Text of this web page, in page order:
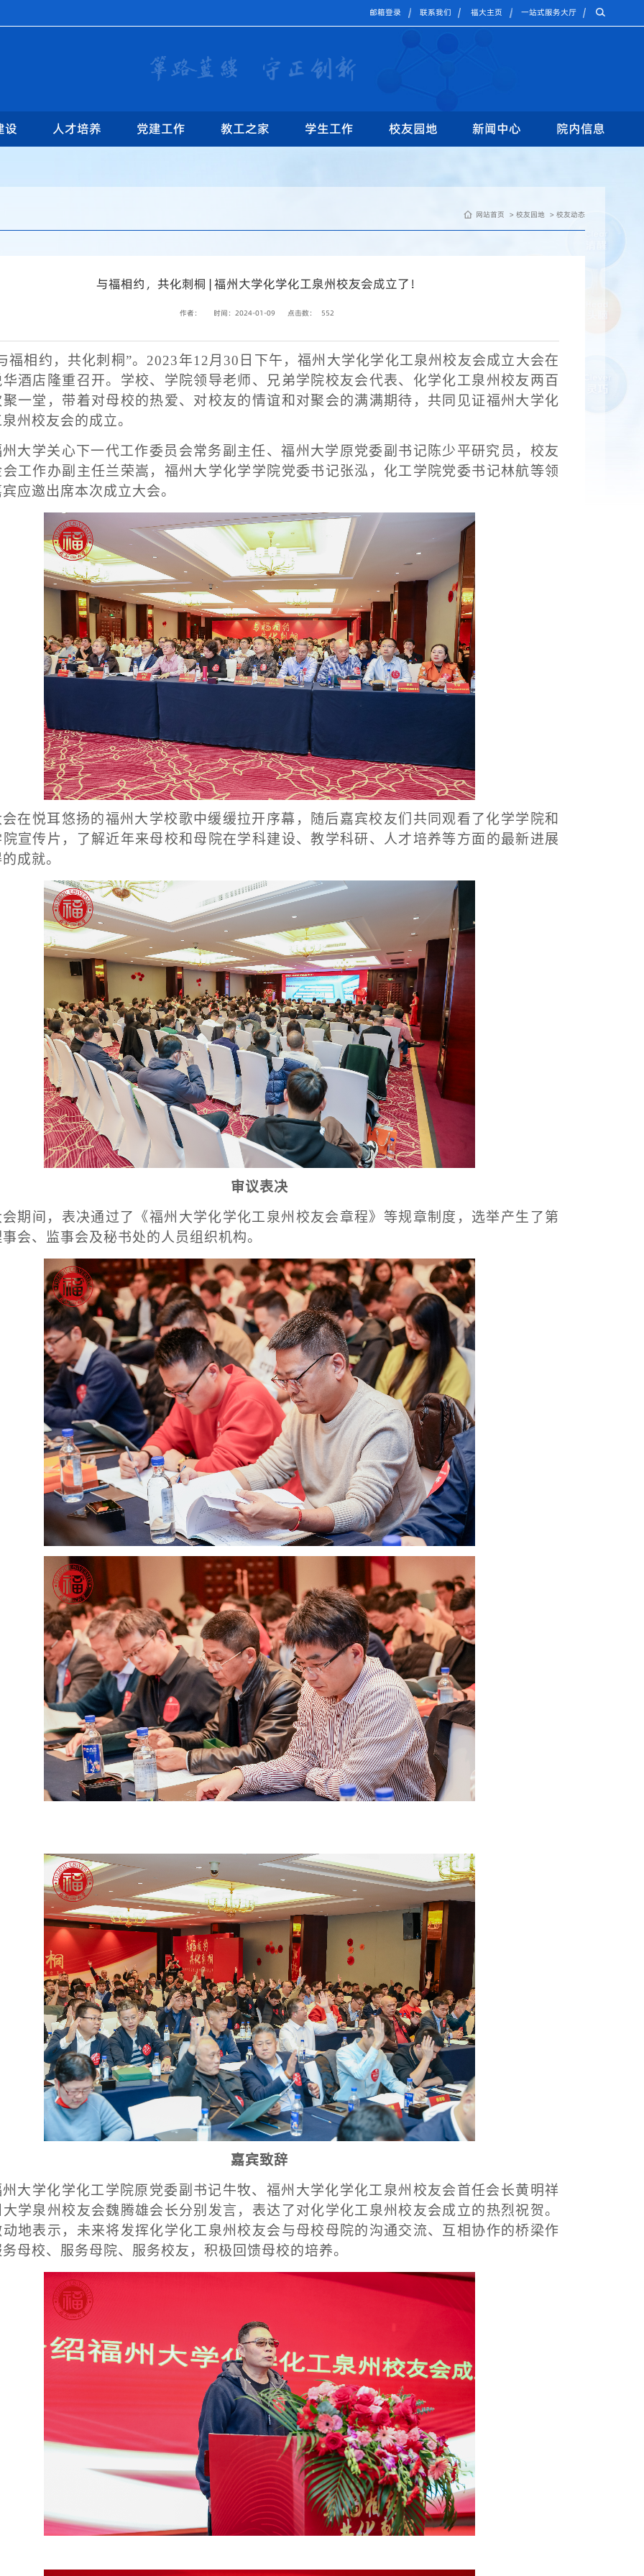
邮箱登录 联系我们 福大主页 一站式服务大厅
设 人才培养 党建工作 教工之家 学生工作 校友园地 新闻中心 院内信息
网站首页 校友园地 校友动态
与福相约，共化刺桐 | 福州大学化学化工泉州校友会成立了！
作者： 时间：2024-01-09 点击数： 552
福相约，共化刺桐”。2023年12月30日下午，福州大学化学化工泉州校友会成立大会在
酒店隆重召开。学校、学院领导老师、兄弟学院校友会代表、化学化工泉州校友两百
一堂，带着对母校的热爱、对校友的情谊和对聚会的满满期待，共同见证福州大学化
州校友会的成立。
州大学关心下一代工作委员会常务副主任、福州大学原党委副书记陈少平研究员，校友
工作办副主任兰荣嵩，福州大学化学学院党委书记张泓，化工学院党委书记林航等领
应邀出席本次成立大会。
会在悦耳悠扬的福州大学校歌中缓缓拉开序幕，随后嘉宾校友们共同观看了化学学院和
宣传片，了解近年来母校和母院在学科建设、教学科研、人才培养等方面的最新进展
成就。
审议表决
会期间，表决通过了《福州大学化学化工泉州校友会章程》等规章制度，选举产生了第
会、监事会及秘书处的人员组织机构。
嘉宾致辞
州大学化学化工学院原党委副书记牛牧、福州大学化学化工泉州校友会首任会长黄明祥
学泉州校友会魏腾雄会长分别发言，表达了对化学化工泉州校友会成立的热烈祝贺。
地表示，未来将发挥化学化工泉州校友会与母校母院的沟通交流、互相协作的桥梁作
母校、服务母院、服务校友，积极回馈母校的培养。